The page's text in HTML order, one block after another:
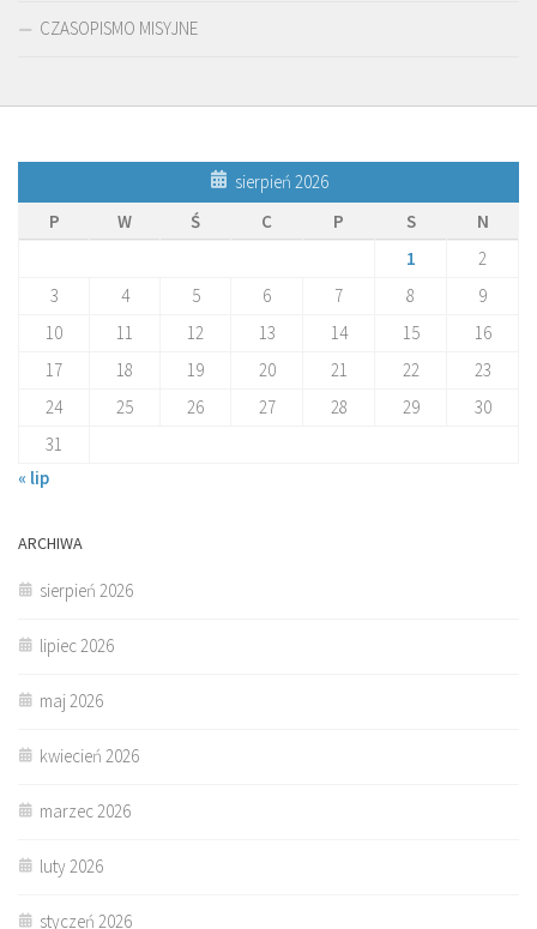
CZASOPISMO MISYJNE
sierpień 2026
P
W Ś C P S
N
1
2
3
4 5 6 7 8
9
10
11 12 13 14 15
16
17
18 19 20 21 22
23
24
25 26 27 28 29
30
31
« lip
ARCHIWA
sierpień 2026
lipiec 2026
maj 2026
kwiecień 2026
marzec 2026
luty 2026
styczeń 2026